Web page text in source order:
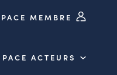
MEMBRE
ACTEURS